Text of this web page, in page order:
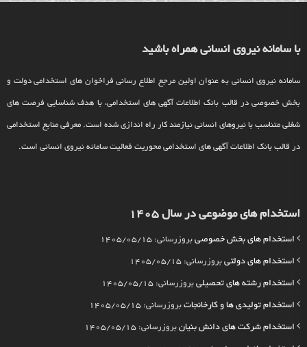
با سامانه نیروی انسانی همراه باشید
سامانه نیروی انسانی به عنوان اولین مرجع اطلاع رسانی فراخوان های استخدامی دولت و
بخش خصوصی در قالب بانک اطلاعات آگهی های استخدامی، با هدف شناسایی فرصت های
شغلی متناسب با نیروهای انسانی نیازمند کار راه اندازی شده است. معرفی منابع استخدامی
در قالب بانک اطلاعات آگهی های استخدامی محوریت فعالیت سامانه نیروی انسانی است.
استخدام های موضوعی در سال 1405
استخدام های بخش خصوصی بروزرسانی: 1405/05/15
استخدام های دولتی بروزرسانی: 1405/05/15
استخدام رشته های تحصیلی بروزرسانی: 1405/05/15
استخدام تولیدی ها و کارخانجات بروزرسانی: 1405/05/15
استخدام شرکت های دانش بنیان بروزرسانی: 1405/05/15